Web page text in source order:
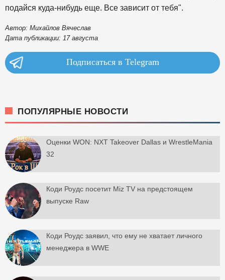
подайся куда-нибудь еще. Все зависит от тебя".
Автор: Михайлов Вячеслав
Дата публикации: 17 августа
Подписаться в Telegram
ПОПУЛЯРНЫЕ НОВОСТИ
Оценки WON: NXT Takeover Dallas и WrestleMania
32
Коди Роудс посетит Miz TV на предстоящем
выпуске Raw
Коди Роудс заявил, что ему не хватает личного
менеджера в WWE